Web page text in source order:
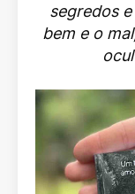
segredos
bem e o